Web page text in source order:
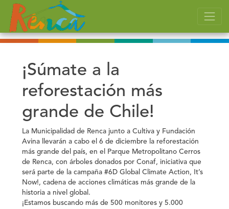
¡Súmate a la
reforestación más
grande de Chile!
La Municipalidad de Renca junto a Cultiva y Fundación
Avina llevarán a cabo el 6 de diciembre lareforestación
más grande del país, en el Parque Metropolitano Cerros
de Renca, con árboles donados por Conaf, iniciativa que
será parte de la campaña #6D Global Climate Action, It’s
Now!, cadena de acciones climáticas más grande de la
historia a nivel global.
¡Estamos buscando más de 500 monitores y 5.000